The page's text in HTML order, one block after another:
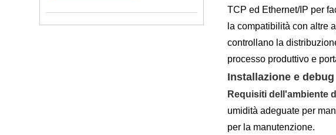
TCP ed Ethernet/IP per
la compatibilità con altre
controllano la
processo produttivo e
Installazione e debug
Requisiti dell'ambiente
umidità adeguate per
per la manutenzione.